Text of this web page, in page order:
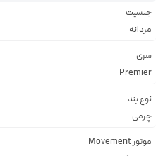
جنسیت
مردانه
سری
Premier
نوع بند
چرمی
موتور Movement